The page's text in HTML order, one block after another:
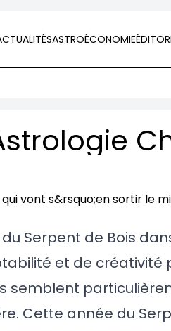
ASTROÉCONOMIE
Serpent de Bois
et de créativité
semblent
Cette année du